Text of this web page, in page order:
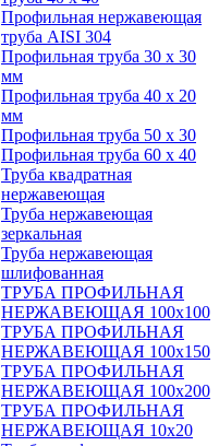
Профильная нержавеющая
труба AISI 304
Профильная труба 30 х 30
мм
Профильная труба 40 х 20
мм
Профильная труба 50 х 30
Профильная труба 60 х 40
Труба квадратная
нержавеющая
Труба нержавеющая
зеркальная
Труба нержавеющая
шлифованная
ТРУБА ПРОФИЛЬНАЯ
НЕРЖАВЕЮЩАЯ 100х100
ТРУБА ПРОФИЛЬНАЯ
НЕРЖАВЕЮЩАЯ 100х150
ТРУБА ПРОФИЛЬНАЯ
НЕРЖАВЕЮЩАЯ 100х200
ТРУБА ПРОФИЛЬНАЯ
НЕРЖАВЕЮЩАЯ 10х20